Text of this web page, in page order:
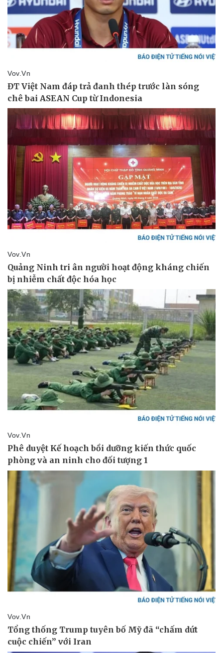
Pháp luật
Vụ án
Tin nóng
Tư vấn luật
Vũ khí
Việt Nam
Phân tích